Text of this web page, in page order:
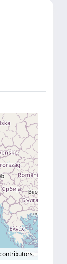
contributors.